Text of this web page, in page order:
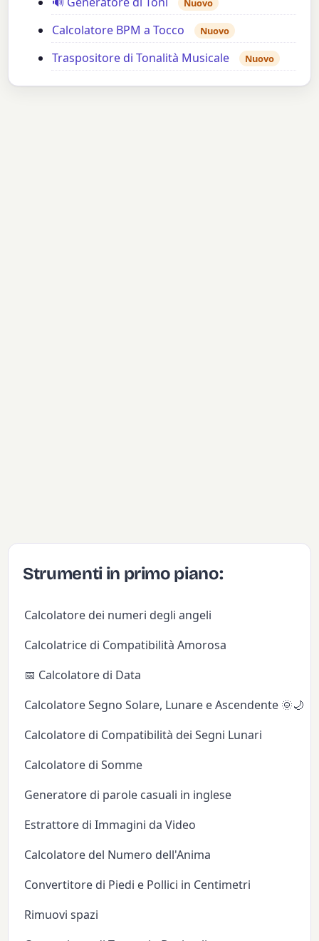
Nuovo
Calcolatore BPM a Tocco Nuovo
Traspositore di Tonalità Musicale Nuovo
Strumenti in primo piano:
Calcolatore dei numeri degli angeli
Calcolatrice di Compatibilità Amorosa
📅 Calcolatore di Data
Calcolatore Segno Solare, Lunare e Ascendente 🌞🌙✨
Calcolatore di Compatibilità dei Segni Lunari
Calcolatore di Somme
Generatore di parole casuali in inglese
Estrattore di Immagini da Video
Calcolatore del Numero dell'Anima
Convertitore di Piedi e Pollici in Centimetri
Rimuovi spazi